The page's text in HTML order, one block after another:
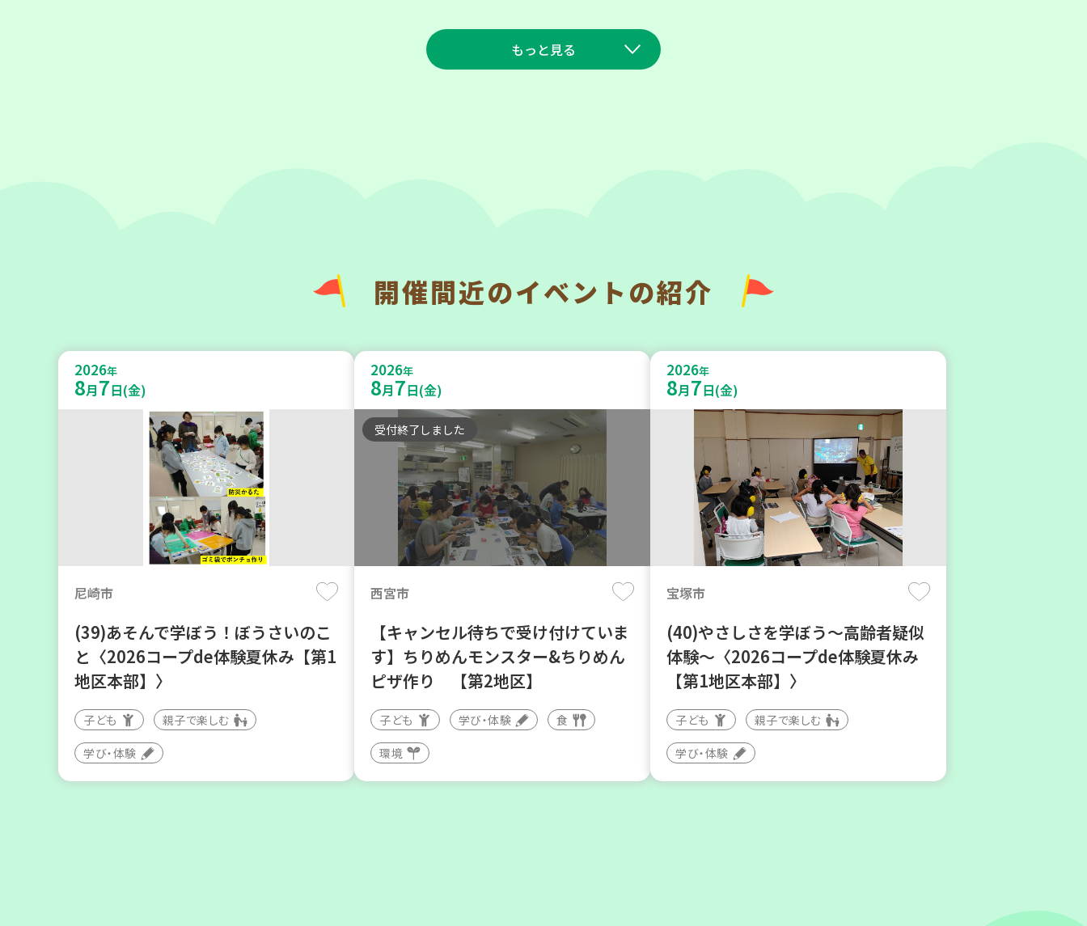
もっと見る
【第3地区本部】こべっこBOSAI(ぼ
うさい)教室～かぞくで楽しくまなぼ
うさい～
平和・防災
神戸市東灘区
【第3地区本部】住み慣れた地域で
暮らしたい 「コープくらしの助け合
いの会」(会場：住吉)
ボランティア
神戸市東灘区
【第3地区本部】「ふれあいティー
ルームすみれ会」（毎月第2金曜
日）
カフェ・つどい場
神戸市西区
部門のプロ（？）がコープのイチオ
2026年
30 日(水)
神戸市北区
「コープくらしの助け合いの会」コ
年
4日(金)
豊中市
ソーセージの飾り切りにチャレンジ
開催間近のイベントの紹介
2026年
8月7日(金)
尼崎市
(39)あそんで学ぼう！ぼうさいのこ
と〈2026コープde体験夏休み【第1
地区本部】〉
子ども 親子で楽しむ
学び・体験
2026年
8月7日(金)
受付終了しました
西宮市
【キャンセル待ちで受け付けていま
す】ちりめんモンスター&ちりめん
ピザ作り 【第2地区】
子ども 学び・体験 食
環境
2026年
8月7日(金)
宝塚市
(40)やさしさを学ぼう～高齢者疑似
体験～〈2026コープde体験夏休み
【第1地区本部】〉
子ども 親子で楽しむ
学び・体験